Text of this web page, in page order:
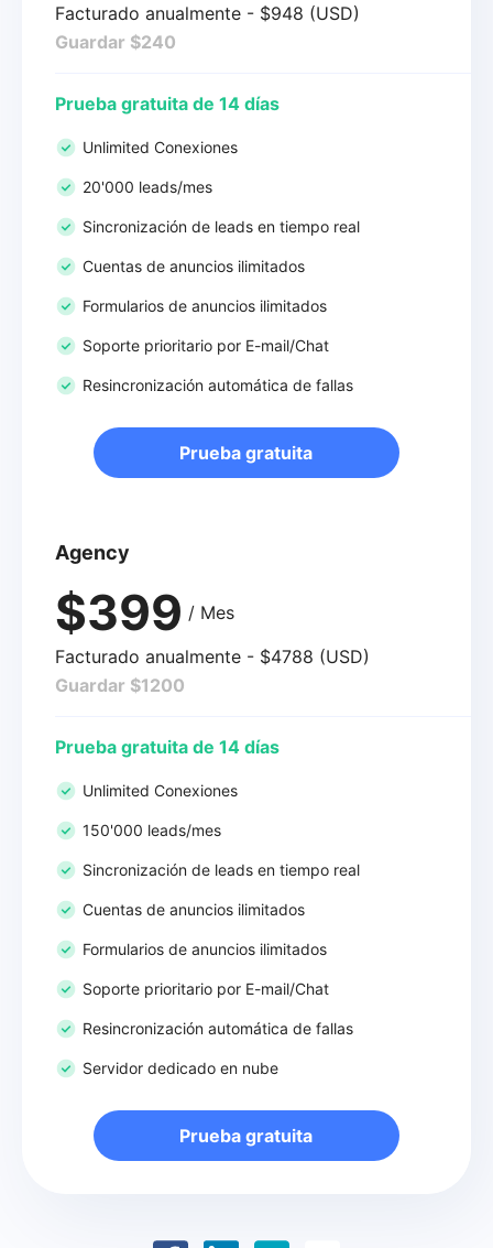
Facturado anualmente - $948 (USD)
Guardar $240
Prueba gratuita de 14 días
Unlimited Conexiones
20'000 leads/mes
Sincronización de leads en tiempo real
Cuentas de anuncios ilimitados
Formularios de anuncios ilimitados
Soporte prioritario por E-mail/Chat
Resincronización automática de fallas
Prueba gratuita
Agency
$399 / Mes
Facturado anualmente - $4788 (USD)
Guardar $1200
Prueba gratuita de 14 días
Unlimited Conexiones
150'000 leads/mes
Sincronización de leads en tiempo real
Cuentas de anuncios ilimitados
Formularios de anuncios ilimitados
Soporte prioritario por E-mail/Chat
Resincronización automática de fallas
Servidor dedicado en nube
Prueba gratuita